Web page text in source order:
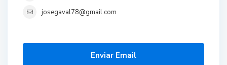
josegaval78@gmail.com
Enviar Email